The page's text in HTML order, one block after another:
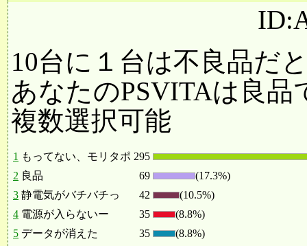
10台に１台は不良品だ
あなたのPSVITAは良品
複数選択可能
1 もってない、モリタポ 295
2 良品 69
(17.3%)
3 静電気がバチバチっ 42
(10.5%)
4 電源が入らないー 35
(8.8%)
5 データが消えた 35
(8.8%)